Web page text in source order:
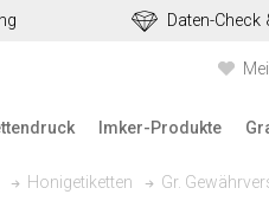
Daten-
Imker-Produkte
Honigetiketten Gr.